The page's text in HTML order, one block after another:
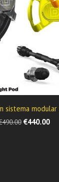
sistema
€440.00